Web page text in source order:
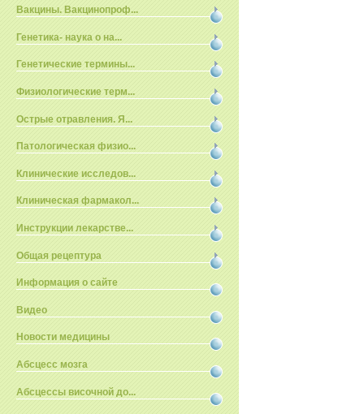
Вакцины. Вакцинопроф...
Генетика- наука о на...
Генетические термины...
Физиологические терм...
Острые отравления. Я...
Патологическая физио...
Клинические исследов...
Клиническая фармакол...
Инструкции лекарстве...
Общая рецептура
Информация о сайте
Видео
Новости медицины
Абсцесс мозга
Абсцессы височной до...